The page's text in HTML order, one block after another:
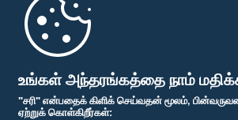
உங்கள் அந்தரங்கத்தை நாம்
"சரி" என்பதைக் கிளிக் செய்வதன் மூலம்,
ஏற்றுக் கொள்கிறீர்கள்:
பாராளுமன்ற கையடக்க செயலி